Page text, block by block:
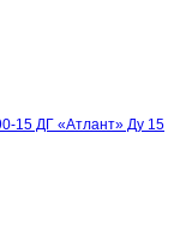
15 ДГ «Атлант» Ду 15